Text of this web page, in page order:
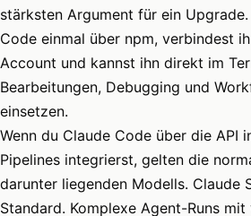
stärksten Argument für ein
Code einmal über npm, verbindest
Account und kannst ihn direkt im
Bearbeitungen, Debugging und
einsetzen.
Wenn du Claude Code über die API
Pipelines integrierst, gelten die
darunter liegenden Modells. Claude
Standard. Komplexe Agent-Runs